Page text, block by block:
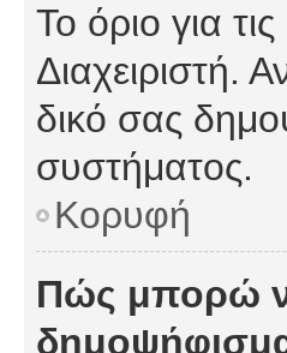
Το όριο για
Διαχειριστή.
δικό σας
συστήματος.
Κορυφή
Πώς μπορώ